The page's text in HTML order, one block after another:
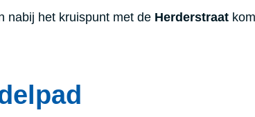
nabij het kruispunt met de Herderstraat